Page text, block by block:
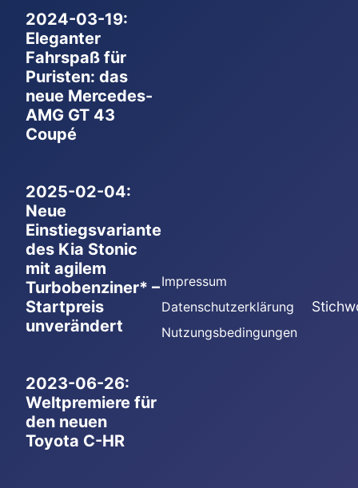
2024-03-19:
Eleganter
Fahrspaß für
Puristen: das
neue Mercedes-
AMG GT 43
Coupé
2025-02-04:
Neue
Einstiegsvariante
des Kia Stonic
mit agilem
Turbobenziner* –
Startpreis
unverändert
2023-06-26:
Weltpremiere für
den neuen
Toyota C-HR
Impressum
Datenschutzerklärung
Nutzungsbedingungen